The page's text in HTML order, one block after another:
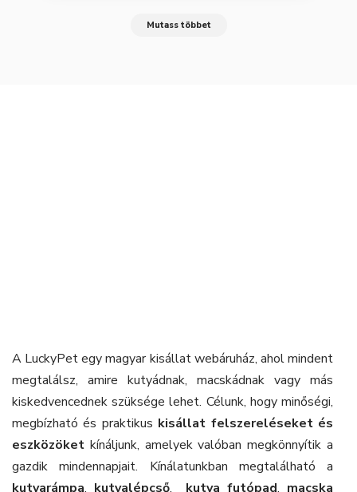
Mutass többet
A LuckyPet egy magyar kisállat webáruház, ahol mindent
megtalálsz, amire kutyádnak, macskádnak vagy más
kiskedvencednek szüksége lehet. Célunk, hogy minőségi,
megbízható és praktikus kisállat felszereléseket és
eszközöket kínáljunk, amelyek valóban megkönnyítik a
gazdik mindennapjait. Kínálatunkban megtalálható a
kutyarámpa, kutyalépcső, kutya futópad, macska